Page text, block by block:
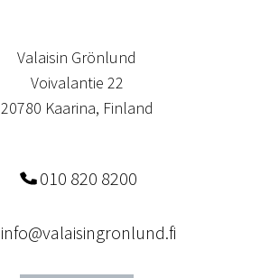
Valaisin Grönlund
Voivalantie 22
20780 Kaarina, Finland
010 820 8200
info@valaisingronlund.fi